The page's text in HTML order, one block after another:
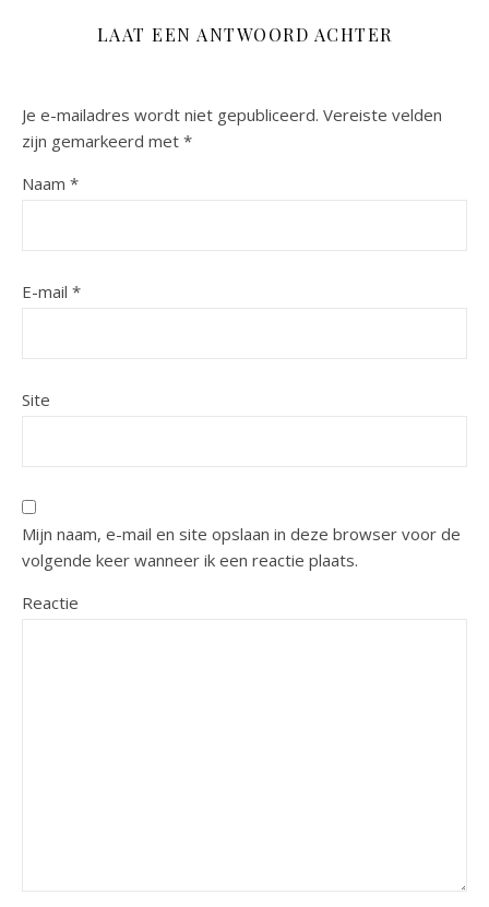
LAAT EEN ANTWOORD ACHTER
Je e-mailadres wordt niet gepubliceerd. Vereiste velden
zijn gemarkeerd met *
Naam *
E-mail *
Site
Mijn naam, e-mail en site opslaan in deze browser voor de
volgende keer wanneer ik een reactie plaats.
Reactie